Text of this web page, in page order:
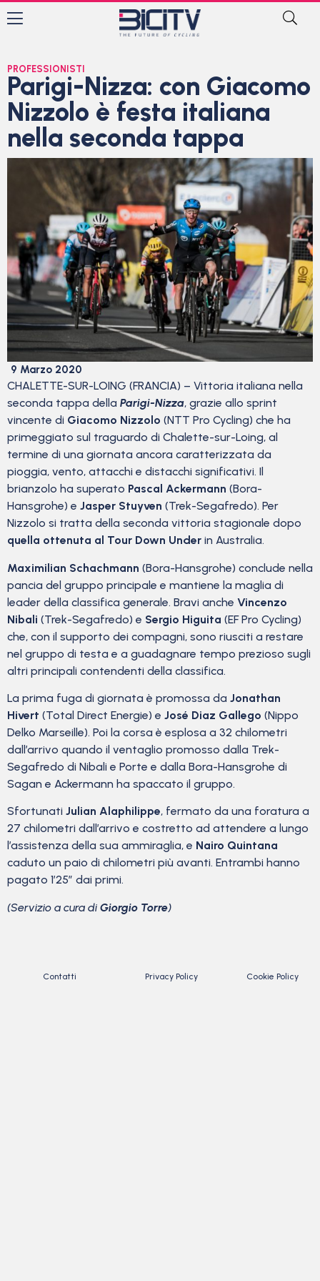
PROFESSIONISTI
Parigi-Nizza: con Giacomo
Nizzolo è festa italiana
nella seconda tappa
9 Marzo 2020
CHALETTE-SUR-LOING (FRANCIA) – Vittoria italiana nella
seconda tappa della Parigi-Nizza, grazie allo sprint
vincente di Giacomo Nizzolo (NTT Pro Cycling) che ha
primeggiato sul traguardo di Chalette-sur-Loing, al
termine di una giornata ancora caratterizzata da
pioggia, vento, attacchi e distacchi significativi. Il
brianzolo ha superato Pascal Ackermann (Bora-
Hansgrohe) e Jasper Stuyven (Trek-Segafredo). Per
Nizzolo si tratta della seconda vittoria stagionale dopo
quella ottenuta al Tour Down Under in Australia.
Maximilian Schachmann (Bora-Hansgrohe) conclude nella
pancia del gruppo principale e mantiene la maglia di
leader della classifica generale. Bravi anche Vincenzo
Nibali (Trek-Segafredo) e Sergio Higuita (EF Pro Cycling)
che, con il supporto dei compagni, sono riusciti a restare
nel gruppo di testa e a guadagnare tempo prezioso sugli
altri principali contendenti della classifica.
La prima fuga di giornata è promossa da Jonathan
Hivert (Total Direct Energie) e José Diaz Gallego (Nippo
Delko Marseille). Poi la corsa è esplosa a 32 chilometri
dall’arrivo quando il ventaglio promosso dalla Trek-
Segafredo di Nibali e Porte e dalla Bora-Hansgrohe di
Sagan e Ackermann ha spaccato il gruppo.
Sfortunati Julian Alaphilippe, fermato da una foratura a
27 chilometri dall’arrivo e costretto ad attendere a lungo
l’assistenza della sua ammiraglia, e Nairo Quintana
caduto un paio di chilometri più avanti. Entrambi hanno
pagato 1’25” dai primi.
(Servizio a cura di Giorgio Torre)
Contatti Privacy Policy Cookie Policy